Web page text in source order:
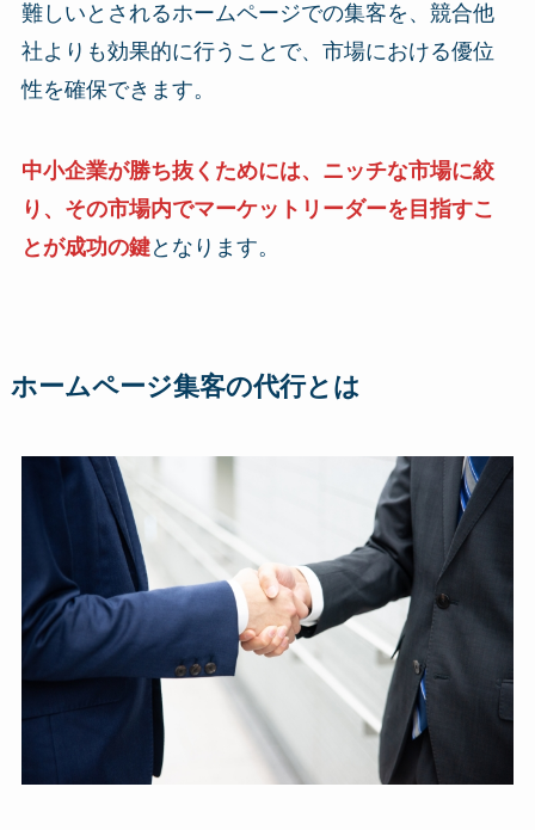
難しいとされるホームページでの集客を、競合他
社よりも効果的に行うことで、市場における優位
性を確保できます。
中小企業が勝ち抜くためには、ニッチな市場に絞
り、その市場内でマーケットリーダーを目指すこ
とが成功の鍵となります。
ホームページ集客の代行とは